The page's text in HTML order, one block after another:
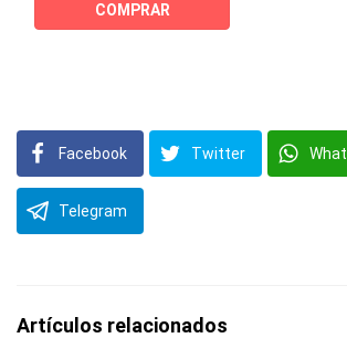
COMPRAR
Facebook Twitter
Telegram
Artículos relacionados